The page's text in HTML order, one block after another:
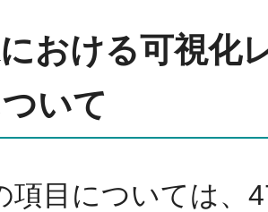
おける可視化
ついて
目については、